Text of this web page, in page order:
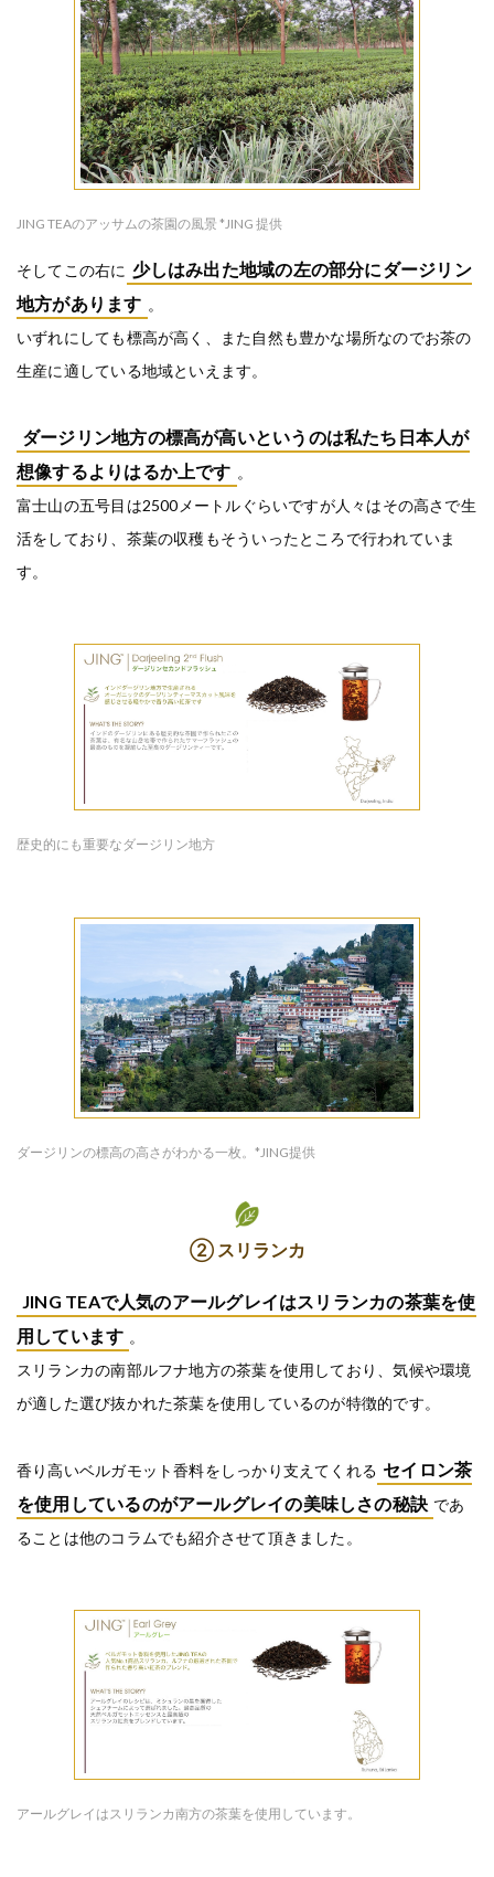
JING TEAのアッサムの茶園の風景 *JING 提供
そしてこの右に 少しはみ出た地域の左の部分にダージリン
地方があります 。
いずれにしても標高が高く、また自然も豊かな場所なのでお茶の
生産に適している地域といえます。
ダージリン地方の標高が高いというのは私たち日本人が
想像するよりはるか上です 。
富士山の五号目は2500メートルぐらいですが人々はその高さで生
活をしており、茶葉の収穫もそういったところで行われていま
す。
歴史的にも重要なダージリン地方
ダージリンの標高の高さがわかる一枚。*JING提供
② スリランカ
JING TEAで人気のアールグレイはスリランカの茶葉を使
用しています 。
スリランカの南部ルフナ地方の茶葉を使用しており、気候や環境
が適した選び抜かれた茶葉を使用しているのが特徴的です。
香り高いベルガモット香料をしっかり支えてくれる セイロン茶
を使用しているのがアールグレイの美味しさの秘訣 であ
ることは他のコラムでも紹介させて頂きました。
アールグレイはスリランカ南方の茶葉を使用しています。